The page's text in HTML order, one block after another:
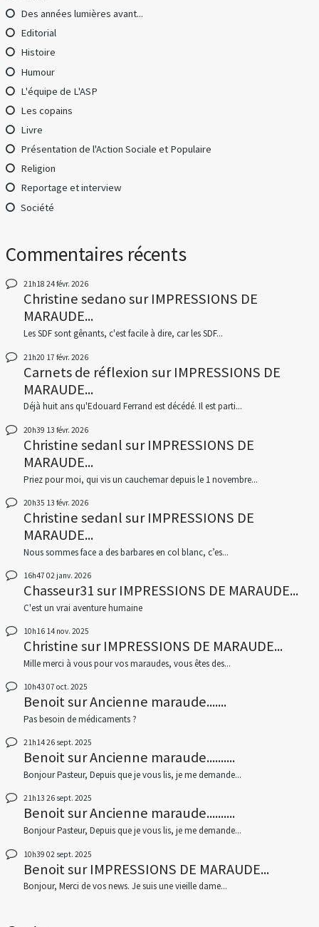
Des années lumières avant...
Editorial
Histoire
Humour
L'équipe de L'ASP
Les copains
Livre
Présentation de l'Action Sociale et Populaire
Religion
Reportage et interview
Société
Commentaires récents
21h18 24févr. 2026
Christine sedanosurIMPRESSIONS DE
MARAUDE...
Les SDF sont gênants, c'est facile à dire, car les SDF...
21h20 17 févr. 2026
Carnets de réflexion surIMPRESSIONS DE
MARAUDE...
Déjà huit ans qu'Edouard Ferrand est décédé. Il est parti...
20h39 13 févr. 2026
Christine sedanlsurIMPRESSIONS DE
MARAUDE...
Priez pour moi, qui vis un cauchemar depuis le 1 novembre...
20h35 13 févr. 2026
Christine sedanlsurIMPRESSIONS DE
MARAUDE...
Nous sommes face a des barbares en col blanc, c’es...
16h47 02 janv. 2026
Chasseur31surIMPRESSIONS DE MARAUDE...
C'est un vrai aventure humaine
10h16 14 nov. 2025
ChristinesurIMPRESSIONS DE MARAUDE...
Mille merci à vous pour vos maraudes, vous êtes des...
10h43 07 oct. 2025
BenoitsurAncienne maraude.......
Pas besoin de médicaments ?
21h1426 sept. 2025
BenoitsurAncienne maraude..........
Bonjour Pasteur, Depuis que je vous lis, je me demande...
21h13 26 sept. 2025
BenoitsurAncienne maraude..........
Bonjour Pasteur, Depuis que je vous lis, je me demande...
10h39 02 sept. 2025
BenoitsurIMPRESSIONS DE MARAUDE...
Bonjour, Merci de vos news. Je suis une vieille dame...